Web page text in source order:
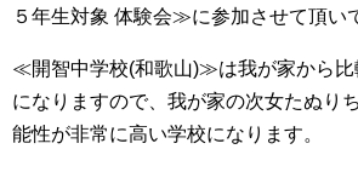
５年生対象 体験会≫に参加させて頂い
≪開智中学校(和歌山)≫は我が家から比
になりますので、我が家の次女たぬり
能性が非常に高い学校になります。